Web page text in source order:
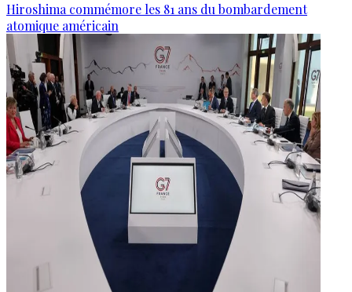
Hiroshima commémore les 81 ans du bombardement
atomique américain